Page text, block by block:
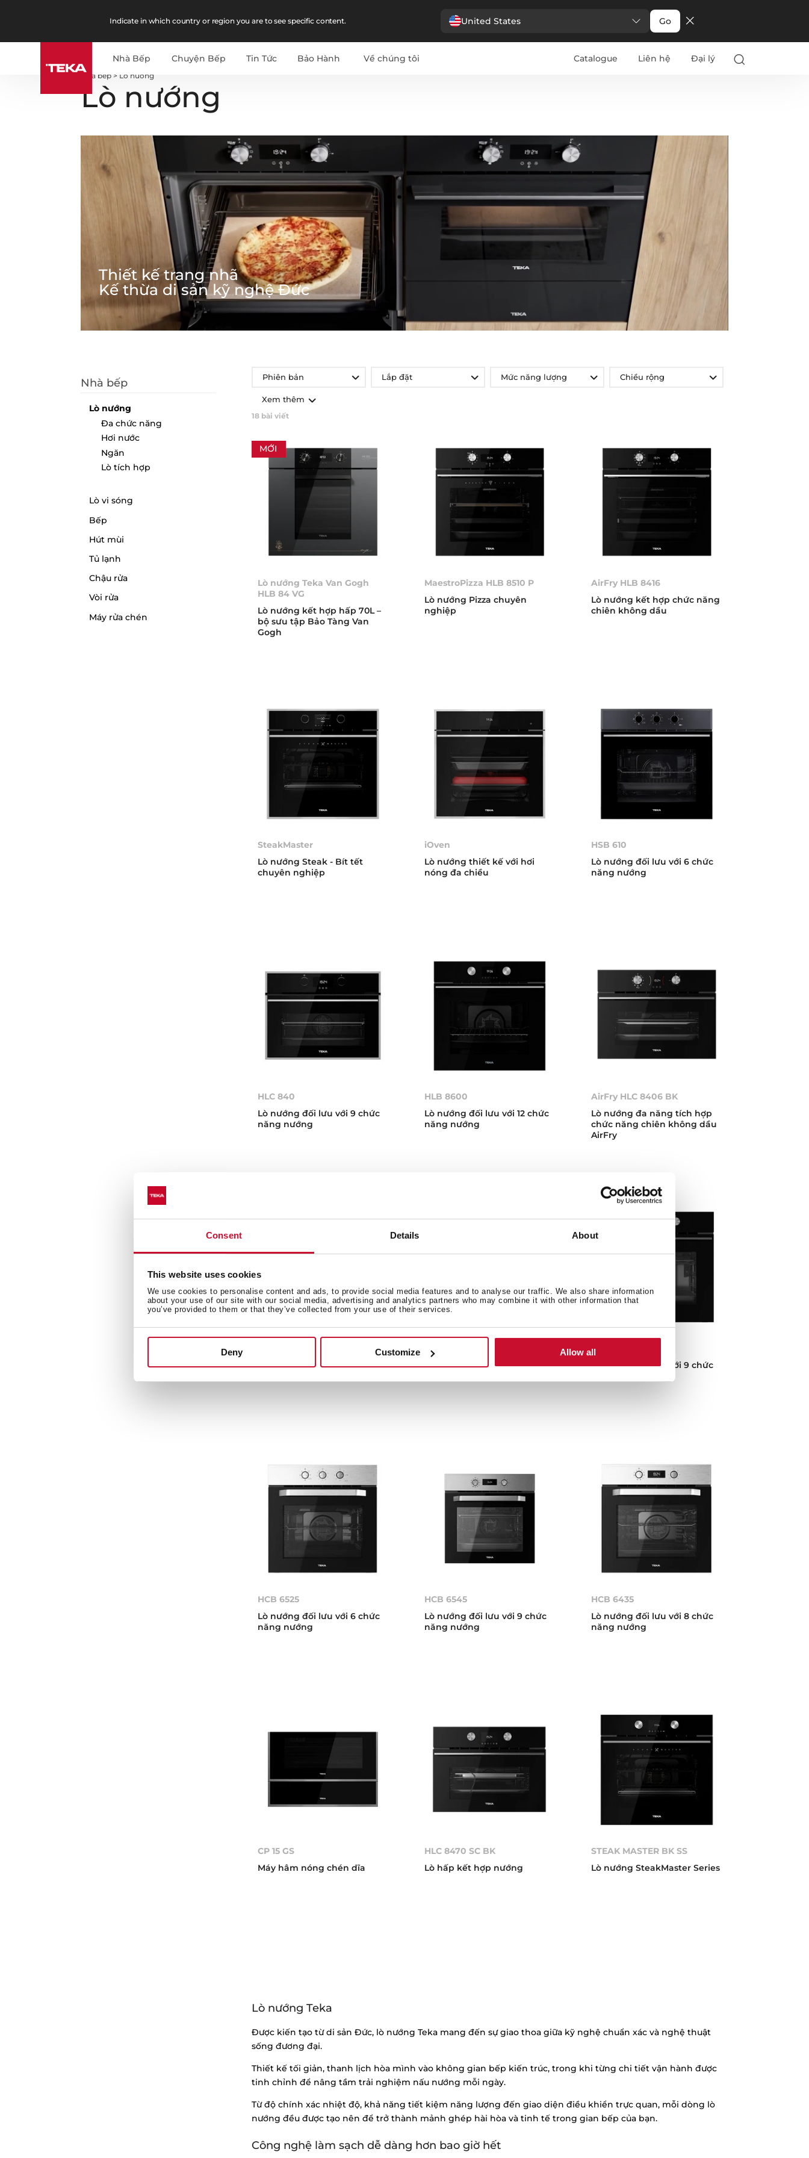
Consent Details About
This website uses cookies
We use cookies to personalise content and ads, to provide social media features and to analyse our traffic. We also share information
about your use of our site with our social media, advertising and analytics partners who may combine it with other information that
you’ve provided to them or that they’ve collected from your use of their services.
Deny Customize Allow all
Indicate in which country or region you are to see specific content. United States Go
Nhà Bếp Chuyện Bếp Tin Tức Bảo Hành Về chúng tôi Catalogue Liên hệ Đại lý
Nhà bếp > Lò nướng
Lò nướng
Thiết kế trang nhã
Kế thừa di sản kỹ nghệ Đức
Nhà bếp
Lò nướng
Đa chức năng
Hơi nước
Ngăn
Lò tích hợp
Lò vi sóng
Bếp
Hút mùi
Tủ lạnh
Chậu rửa
Vòi rửa
Máy rửa chén
Phiên bản Lắp đặt Mức năng lượng Chiều rộng
Xem thêm
18 bài viết
MỚI
Lò nướng Teka Van Gogh
HLB 84 VG
Lò nướng kết hợp hấp 70L –
bộ sưu tập Bảo Tàng Van
Gogh
MaestroPizza HLB 8510 P
Lò nướng Pizza chuyên
nghiệp
AirFry HLB 8416
Lò nướng kết hợp chức năng
chiên không dầu
SteakMaster
Lò nướng Steak - Bít tết
chuyên nghiệp
iOven
Lò nướng thiết kế với hơi
nóng đa chiều
HSB 610
Lò nướng đối lưu với 6 chức
năng nướng
HLC 840
Lò nướng đối lưu với 9 chức
năng nướng
HLB 8600
Lò nướng đối lưu với 12 chức
năng nướng
AirFry HLC 8406 BK
Lò nướng đa năng tích hợp
chức năng chiên không dầu
AirFry
Lò nướng NEO Series
HLB 8400
Lò nướng đối lưu với 9 chức
HLB 8415 BK
Lò nướng đối lưu với 9 chức
HCB 6525
Lò nướng đối lưu với 6 chức
năng nướng
HCB 6545
Lò nướng đối lưu với 9 chức
năng nướng
HCB 6435
Lò nướng đối lưu với 8 chức
năng nướng
CP 15 GS
Máy hâm nóng chén dĩa
HLC 8470 SC BK
Lò hấp kết hợp nướng
STEAK MASTER BK ­SS
Lò nướng SteakMaster Series
Lò nướng Teka
Được kiến tạo từ di sản Đức, lò nướng Teka mang đến sự giao thoa giữa kỹ nghệ chuẩn xác và nghệ thuật
sống đương đại.
Thiết kế tối giản, thanh lịch hòa mình vào không gian bếp kiến trúc, trong khi từng chi tiết vận hành được
tinh chỉnh để nâng tầm trải nghiệm nấu nướng mỗi ngày.
Từ độ chính xác nhiệt độ, khả năng tiết kiệm năng lượng đến giao diện điều khiển trực quan, mỗi dòng lò
nướng đều được tạo nên để trở thành mảnh ghép hài hòa và tinh tế trong gian bếp của bạn.
Công nghệ làm sạch dễ dàng hơn bao giờ hết